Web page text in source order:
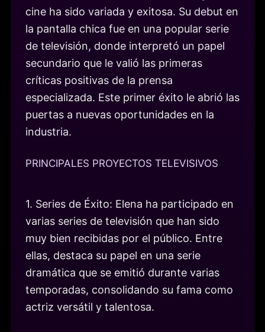
cine ha sido variada y exitosa. Su debut en
la pantalla chica fue en una popular serie
de televisión, donde interpretó un papel
secundario que le valió las primeras
críticas positivas de la prensa
especializada. Este primer éxito le abrió las
puertas a nuevas oportunidades en la
industria.
PRINCIPALES PROYECTOS TELEVISIVOS
1. Series de Éxito: Elena ha participado en
varias series de televisión que han sido
muy bien recibidas por el público. Entre
ellas, destaca su papel en una serie
dramática que se emitió durante varias
temporadas, consolidando su fama como
actriz versátil y talentosa.